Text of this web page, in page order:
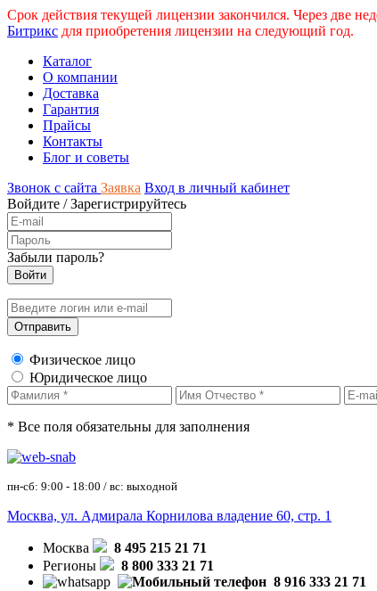
Срок действия текущей лицензии закончился. Через две
Битрикс для приобретения лицензии на следующий год.
Каталог
О компании
Доставка
Гарантия
Прайсы
Контакты
Блог и советы
Звонок с сайта Заявка Вход в личный кабинет
Войдите /Зарегистрируйтесь
Забыли пароль?
Физическое лицо
Юридическое лицо
* Все поля обязательны для заполнения
пн-сб: 9:00 - 18:00 / вс: выходной
Москва, ул. Адмирала Корнилова владение 60, стр. 1
Москва
8 495 215 21 71
Регионы
8 800 333 21 71
8 916 333 21 71